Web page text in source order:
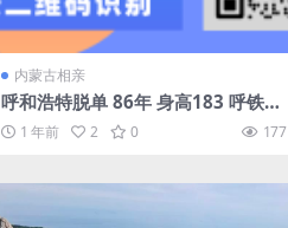
内蒙古相亲
呼和浩特脱单 86年 身高183 呼铁局
正式工 有房有车 优质单身男士征婚
1 年前 2 0 177